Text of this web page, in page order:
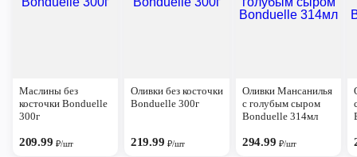
Маслины без
косточки Bonduelle
300г
209.99 ₽/шт
Оливки без косточки
Bonduelle 300г
219.99 ₽/шт
Оливки Мансанилья
с голубым сыром
Bonduelle 314мл
294.99 ₽/шт